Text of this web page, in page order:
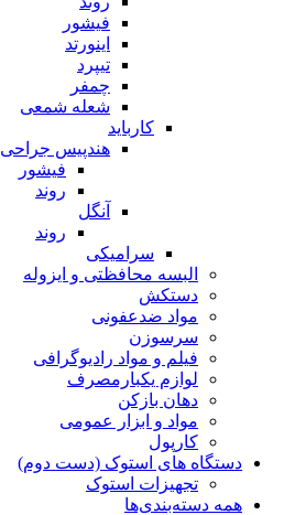
فیشور
اینورتد
تیپرد
چمفر
شعله شمعی
کارباید
هندپیس جراحی
فیشور
روند
آنگل
روند
سرامیکی
البسه محافظتی و ایزوله
دستکش
مواد ضدعفونی
سرسوزن
فیلم و مواد رادیوگرافی
لوازم یکبارمصرف
دهان بازکن
مواد و ابزار عمومی
کارپول
دستگاه های استوک (دست دوم)
تجهیزات استوک
همه دسته‌بندی‌ها